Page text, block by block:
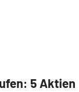
5 Aktien